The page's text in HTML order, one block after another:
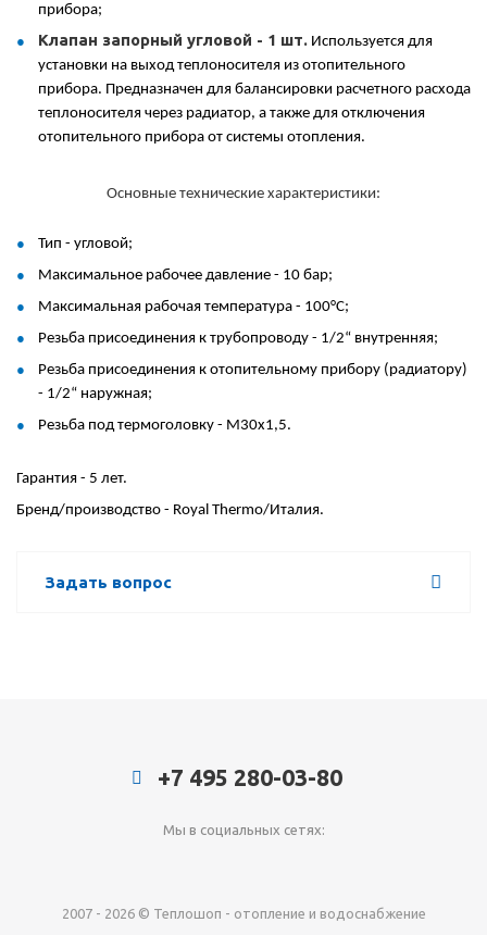
прибора;
Клапан запорный угловой - 1 шт. Используется для
установки на выход теплоносителя из отопительного
прибора. Предназначен для балансировки расчетного расхода
теплоносителя через радиатор, а также для отключения
отопительного прибора от системы отопления.
Основные технические характеристики:
Тип - угловой;
Максимальное рабочее давление - 10 бар;
Максимальная рабочая температура - 100°С;
Резьба присоединения к трубопроводу - 1/2“ внутренняя;
Резьба присоединения к отопительному прибору (радиатору)
- 1/2“ наружная;
Резьба под термоголовку - М30х1,5.
Гарантия - 5 лет.
Бренд/производство - Royal Thermo/Италия.
Задать вопрос
+7 495 280-03-80
Мы в социальных сетях:
2007 - 2026 © Теплошоп - отопление и водоснабжение